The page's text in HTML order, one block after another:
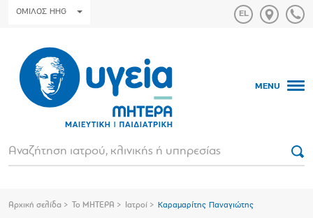
ΟΜΙΛΟΣ HHG
MENU
Αρχική σελίδα Το ΜΗΤΕΡΑ Ιατροί Καραμαρίτης Παναγιώτης